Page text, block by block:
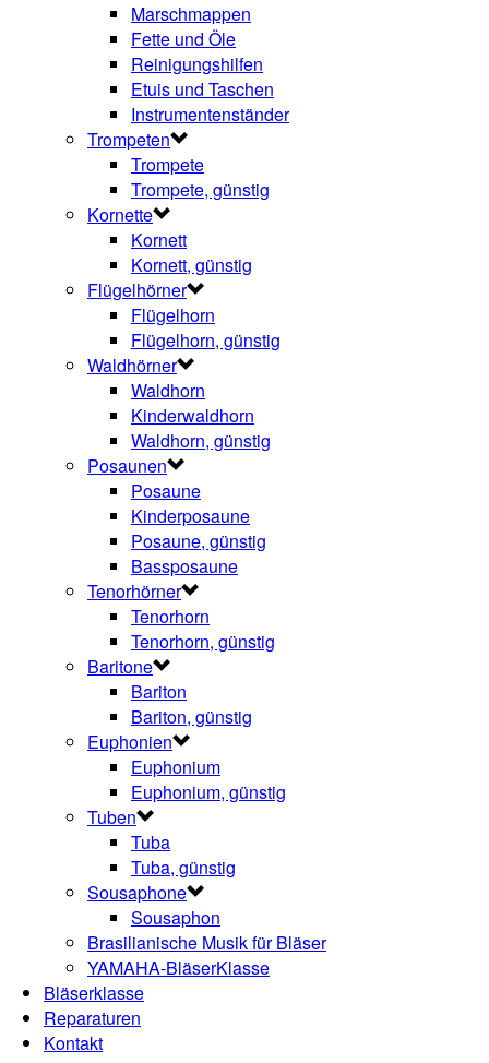
Marschmappen
Fette und Öle
Reinigungshilfen
Etuis und Taschen
Instrumentenständer
Trompeten
Trompete
Trompete, günstig
Kornette
Kornett
Kornett, günstig
Flügelhörner
Flügelhorn
Flügelhorn, günstig
Waldhörner
Waldhorn
Kinderwaldhorn
Waldhorn, günstig
Posaunen
Posaune
Kinderposaune
Posaune, günstig
Bassposaune
Tenorhörner
Tenorhorn
Tenorhorn, günstig
Baritone
Bariton
Bariton, günstig
Euphonien
Euphonium
Euphonium, günstig
Tuben
Tuba
Tuba, günstig
Sousaphone
Sousaphon
Brasilianische Musik für Bläser
YAMAHA-BläserKlasse
Bläserklasse
Reparaturen
Kontakt